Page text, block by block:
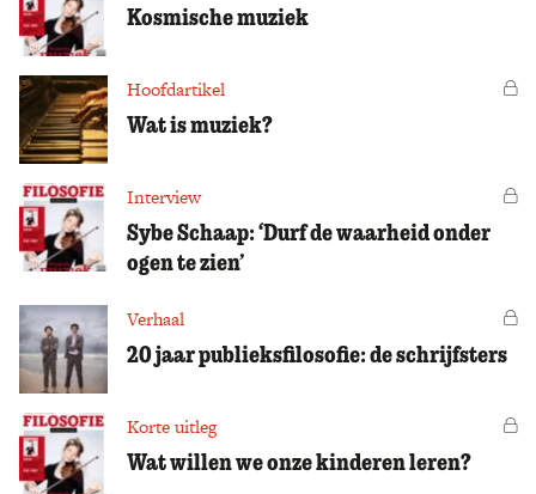
Kosmische muziek
Hoofdartikel
Wat is muziek?
Interview
Sybe Schaap: ‘Durf de waarheid onder
ogen te zien’
Verhaal
20 jaar publieksfilosofie: de schrijfsters
Korte uitleg
Wat willen we onze kinderen leren?